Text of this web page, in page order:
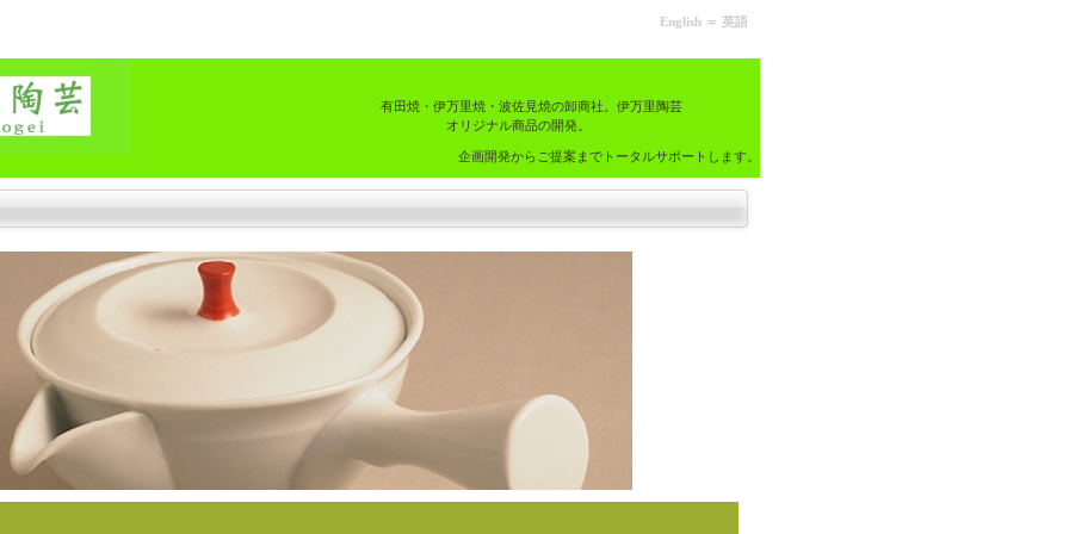
English ＝ 英語
有田焼・伊万里焼・波佐見焼の卸商社。伊万里陶芸
オリジナル商品の開発。
企画開発からご提案までトータルサポートします。